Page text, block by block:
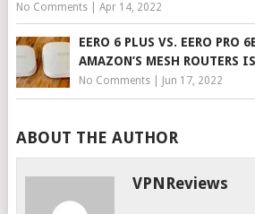
No Comments| Apr 14, 2022
EERO 6 PLUS VS. EERO PRO
AMAZON’S MESH ROUTERS
No Comments| Jun 17, 2022
ABOUT THE AUTHOR
VPNReviews